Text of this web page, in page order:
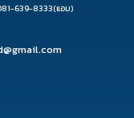
639-8333(แอม)